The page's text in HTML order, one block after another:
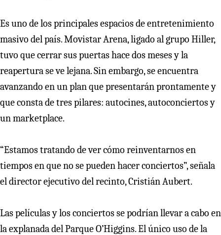
Es uno de los principales espacios de entretenimiento
masivo del país. Movistar Arena, ligado al grupo Hiller,
tuvo que cerrar sus puertas hace dos meses y la
reapertura se ve lejana. Sin embargo, se encuentra
avanzando en un plan que presentarán prontamente y
que consta de tres pilares: autocines, autoconciertos y
un marketplace.
“Estamos tratando de ver cómo reinventarnos en
tiempos en que no se pueden hacer conciertos”, señala
el director ejecutivo del recinto, Cristián Aubert.
Las películas y los conciertos se podrían llevar a cabo en
la explanada del Parque O’Higgins. El único uso de la